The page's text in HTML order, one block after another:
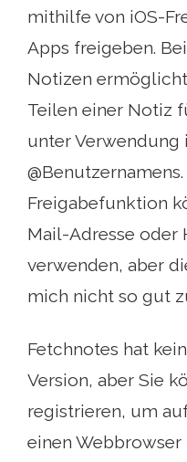
mithilfe von iOS-
Apps freigeben.
Notizen
Teilen einer Notiz
unter Verwendung
Freigabefunktion
Mail-Adresse oder
verwenden, aber
mich nicht so gut
Fetchnotes hat
Version, aber Sie
registrieren, um
einen